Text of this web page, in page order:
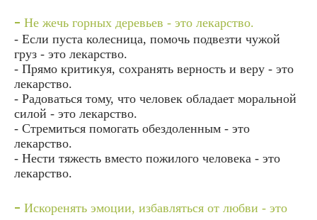
- Не жечь горных деревьев - это лекарство.
- Если пуста колесница, помочь подвезти чужой
груз - это лекарство.
- Прямо критикуя, сохранять верность и веру - это
лекарство.
- Радоваться тому, что человек обладает моральной
силой - это лекарство.
- Стремиться помогать обездоленным - это
лекарство.
- Нести тяжесть вместо пожилого человека - это
лекарство.
- Искоренять эмоции, избавляться от любви - это